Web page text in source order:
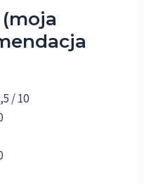
/ 10